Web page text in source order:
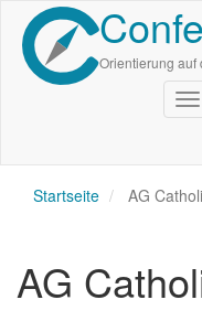
Direkt
zum
Inhalt
Orientierung auf
Startseite AG
AG